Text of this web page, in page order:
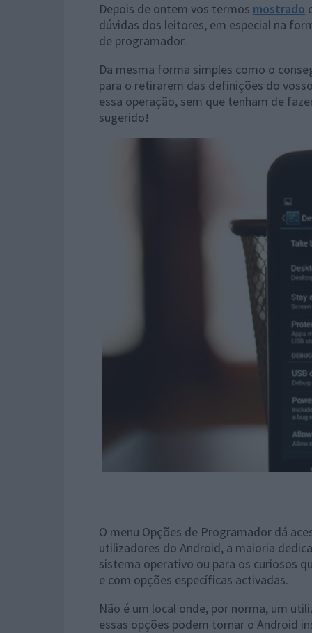
Depois de ontem vos termos mostrado
dúvidas dos leitores, em especial na
de programador.
Da mesma forma simples como o
para o retirarem das definições do
essa operação, sem que tenham de
sugerido!
O menu Opções de Programador dá
utilizadores do Android, a maioria
sistema operativo ou para os curiosos
e com opções específicas activadas.
Não é um local onde, por norma, um
essas opções podem tornar o Android